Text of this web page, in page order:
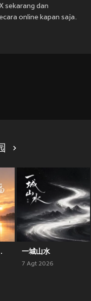
sekarang dan
online kapan saja.
版） 一城山水
7 Agt 2026